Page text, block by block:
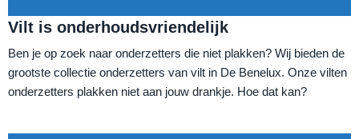
Vilt is onderhoudsvriendelijk
Ben je op zoek naar onderzetters die niet plakken? Wij bieden de
grootste collectie onderzetters van vilt in De Benelux. Onze vilten
onderzetters plakken niet aan jouw drankje. Hoe dat kan?